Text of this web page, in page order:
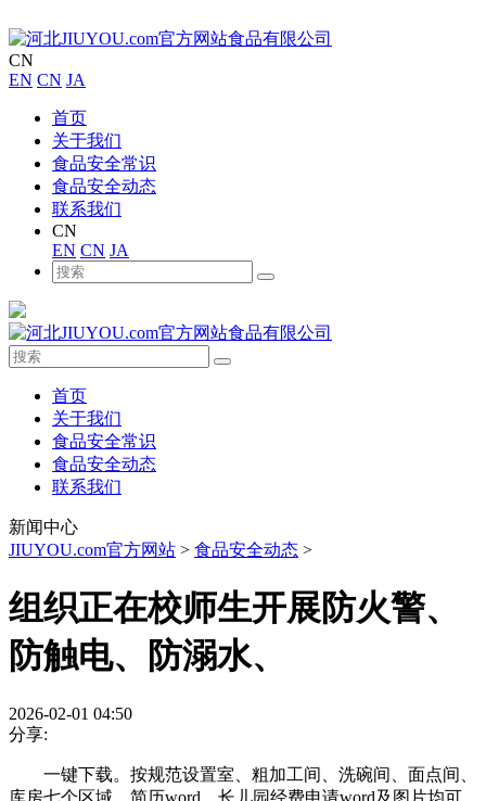
CN
EN CN JA
首页
关于我们
食品安全常识
食品安全动态
联系我们
CN
EN CN JA
首页
关于我们
食品安全常识
食品安全动态
联系我们
新闻中心
JIUYOU.com官方网站 > 食品安全动态 >
组织正在校师生开展防火警、
防触电、防溺水、
2026-02-01 04:50
分享:
一键下载。按规范设置室、粗加工间、洗碗间、面点间、
库房七个区域，简历word，长儿园经费申请word及图片均可